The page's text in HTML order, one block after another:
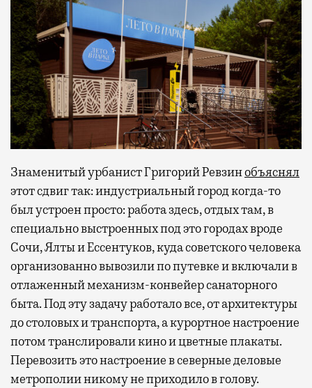
Знаменитый урбанист Григорий Ревзинобъяснял
этот сдвиг так: индустриальный город когда-то
был устроен просто: работа здесь, отдых там, в
специально выстроенных под это городах вроде
Сочи, Ялты и Ессентуков, куда советского человека
организованно вывозили по путевке и включали в
отлаженный механизм-конвейер санаторного
быта. Под эту задачу работало все, от архитектуры
до столовых и транспорта, а курортное настроение
потом транслировали кино и цветные плакаты.
Перевозить это настроение в северные деловые
метрополии никому не приходило в голову.